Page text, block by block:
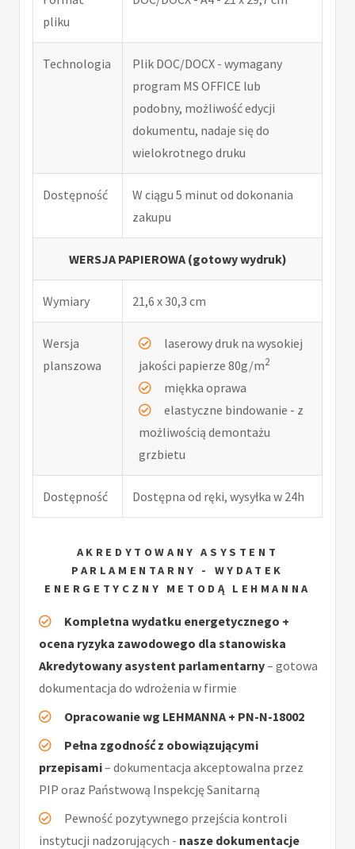
pliku
Technologia
Plik DOC/DOCX - wymagany
program MS OFFICE lub
podobny, możliwość edycji
dokumentu, nadaje się do
wielokrotnego druku
Dostępność
W ciągu 5 minut od dokonania
zakupu
WERSJA PAPIEROWA (gotowy wydruk)
Wymiary 21,6 x 30,3 cm
Wersja
planszowa
laserowy druk na wysokiej
jakości papierze 80g/m2
miękka oprawa
elastyczne bindowanie - z
możliwością demontażu
grzbietu
Dostępność Dostępna od ręki, wysyłka w 24h
AKREDYTOWANY ASYSTENT
PARLAMENTARNY - WYDATEK
ENERGETYCZNY METODĄ LEHMANNA
Kompletna wydatku energetycznego +
ocena ryzyka zawodowego dla stanowiska
Akredytowany asystent parlamentarny– gotowa
dokumentacja do wdrożenia w firmie
Opracowanie wg LEHMANNA + PN-N-18002
Pełna zgodność z obowiązującymi
przepisami– dokumentacja akceptowalna przez
PIP oraz Państwową Inspekcję Sanitarną
Pewność pozytywnego przejścia kontroli
instytucji nadzorujących - nasze dokumentacje